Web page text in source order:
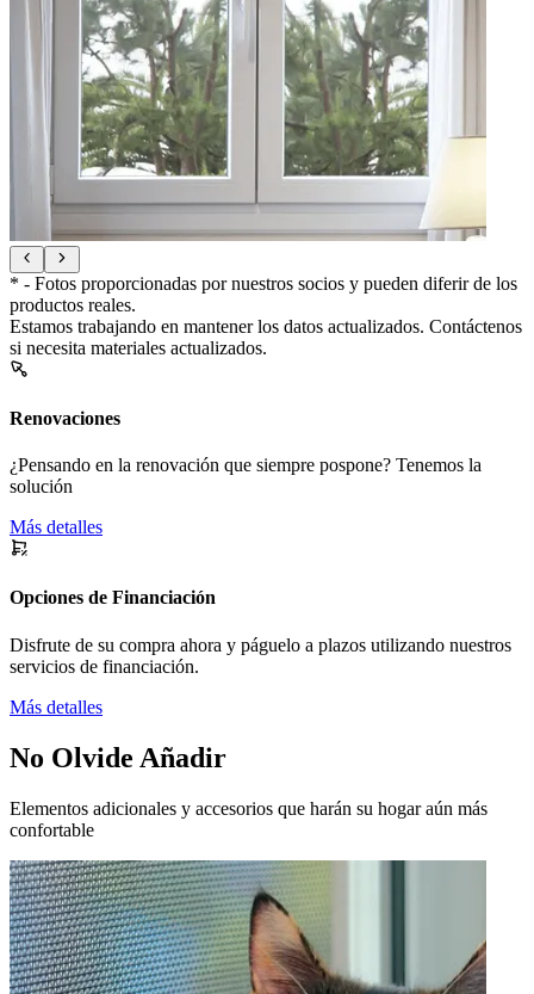
* - Fotos proporcionadas por nuestros socios y pueden diferir de los
productos reales.
Estamos trabajando en mantener los datos actualizados. Contáctenos
si necesita materiales actualizados.
Renovaciones
¿Pensando en la renovación que siempre pospone? Tenemos la
solución
Más detalles
Opciones de Financiación
Disfrute de su compra ahora y páguelo a plazos utilizando nuestros
servicios de financiación.
Más detalles
No Olvide Añadir
Elementos adicionales y accesorios que harán su hogar aún más
confortable